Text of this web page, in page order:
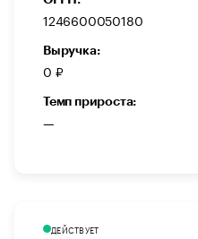
1246600050180
Выручка:
0 ₽
Темп прироста:
—
ДЕЙСТВУЕТ